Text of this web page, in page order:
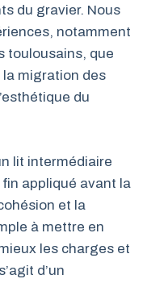
du gravier. Nous
notamment
toulousains, que
migration des
du
lit intermédiaire
appliqué avant la
et la
à mettre en
les charges et
d’un